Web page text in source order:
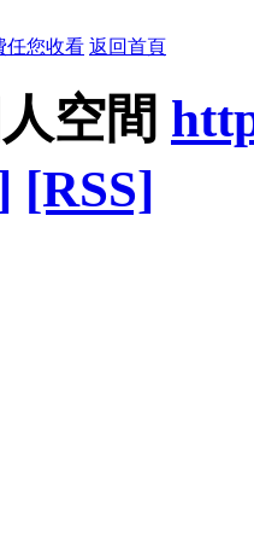
任您收看 返回首頁
空間
[RSS]